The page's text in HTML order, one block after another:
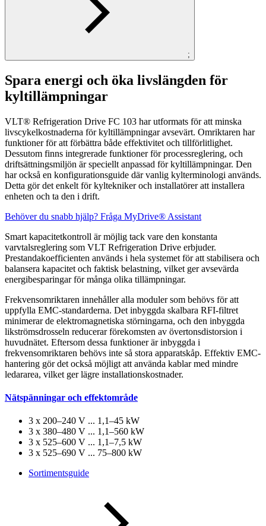
;
Spara energi och öka livslängden för
kyltillämpningar
VLT® Refrigeration Drive FC 103 har utformats för att minska
livscykelkostnaderna för kyltillämpningar avsevärt. Omriktaren har
funktioner för att förbättra både effektivitet och tillförlitlighet.
Dessutom finns integrerade funktioner för processreglering, och
driftsättningsmiljön är speciellt anpassad för kyltillämpningar. Den
har också en konfigurationsguide där vanlig kylterminologi används.
Detta gör det enkelt för kyltekniker och installatörer att installera
enheten och ta den i drift.
Behöver du snabb hjälp? Fråga MyDrive® Assistant
Smart kapacitetkontroll är möjlig tack vare den konstanta
varvtalsreglering som VLT Refrigeration Drive erbjuder.
Prestandakoefficienten används i hela systemet för att stabilisera och
balansera kapacitet och faktisk belastning, vilket ger avsevärda
energibesparingar för många olika tillämpningar.
Frekvensomriktaren innehåller alla moduler som behövs för att
uppfylla EMC-standarderna. Det inbyggda skalbara RFI-filtret
minimerar de elektromagnetiska störningarna, och den inbyggda
likströmsdrosseln reducerar förekomsten av övertonsdistorsion i
huvudnätet. Eftersom dessa funktioner är inbyggda i
frekvensomriktaren behövs inte så stora apparatskåp. Effektiv EMC-
hantering gör det också möjligt att använda kablar med mindre
ledararea, vilket ger lägre installationskostnader.
Nätspänningar och effektområde
3 x 200–240 V ... 1,1–45 kW
3 x 380–480 V ... 1,1–560 kW
3 x 525–600 V ... 1,1–7,5 kW
3 x 525–690 V ... 75–800 kW
Sortimentsguide